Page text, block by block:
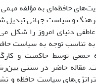
حافظه‌ای به مؤلفه
و سیاست جهانی تبدیل
دنیای امروز را
تناسب توجه به سیاست
جمعی توسط حاکمیت و
مقاله حاضر در سنتی
سیاست حافظه و